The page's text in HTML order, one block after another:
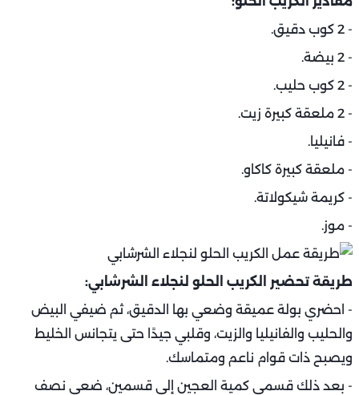
- 2 كوب دقيق.
- 2 بيضة.
- 2 كوب حليب.
- 2 ملعقة كبيرة زيت.
- فانيليا.
- ملعقة كبيرة كاكاو.
- كريمة شيكولاتة.
- موز.
طريقة تحضير الكريب الحلو لنجلاء الشرشابي:
- احضري بولة عميقة وضعي بها الدقيق، ثم ضيفي البيض
والحليب والفانيليا والزيت، وقلبي جيدًا حتى يتجانس الخليط
ويصبح ذات قوام ناعم ومتماسك.
- بعد ذلك قسمي كمية العجين إلى قسمين، ضعي نصف